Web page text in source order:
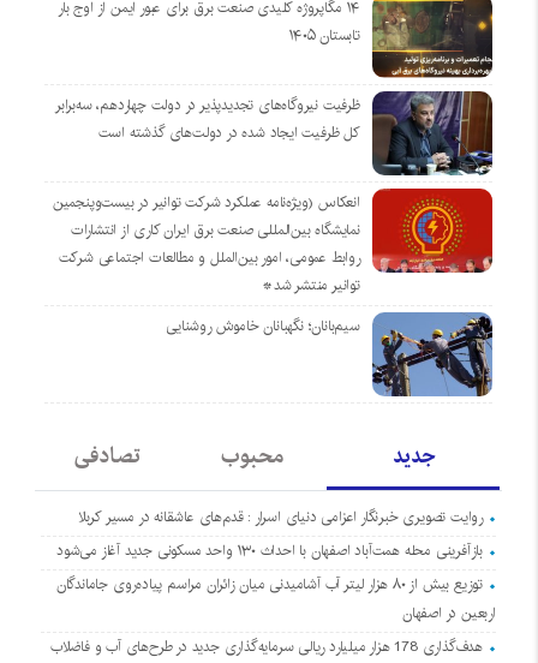
۱۴ مگاپروژه‌ کلیدی صنعت برق برای عبور ایمن از اوج بار
تابستان ۱۴۰۵
ظرفیت نیروگاه‌های تجدیدپذیر در دولت چهاردهم، سه‌برابر
کل ظرفیت ایجاد شده در دولت‌های گذشته است
انعکاس (ویژه‌نامه عملکرد شرکت توانیر در بیست‌وپنجمین
نمایشگاه بین‌المللی صنعت برق ایران کاری از انتشارات
روابط عمومی، امور بین‌الملل و مطالعات اجتماعی شرکت
توانیر منتشر شد*
سیم‌بانان؛ نگهبانان خاموش روشنایی
جدید محبوب تصادفی
روایت تصویری خبرنگار اعزامی دنیای اسرار : قدم‌های عاشقانه در مسیر کربلا
بازآفرینی محله همت‌آباد اصفهان با احداث ۱۳۰ واحد مسکونی جدید آغاز می‌شود
توزیع بیش از ۸۰ هزار لیتر آب آشامیدنی میان زائران مراسم پیاده‌روی جاماندگان
اربعین در اصفهان
هدف‌گذاری 178 هزار میلیارد ریالی سرمایه‌گذاری جدید در طرح‌های آب و فاضلاب